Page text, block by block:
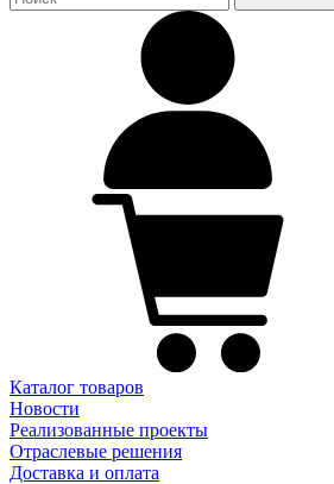
Каталог товаров
Новости
Реализованные проекты
Отраслевые решения
Доставка и оплата